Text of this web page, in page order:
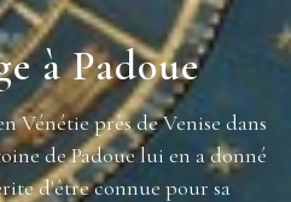
à Padoue
Vénétie près de Venise dans
de Padoue lui en a donné
d'être connue pour sa